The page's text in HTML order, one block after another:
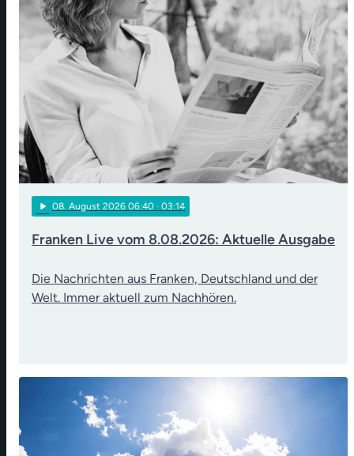
play_arrow 08. August 2026 06:40 · 03:14
Franken Live vom 8.08.2026: Aktuelle Ausgabe
Die Nachrichten aus Franken, Deutschland und der
Welt. Immer aktuell zum Nachhören.